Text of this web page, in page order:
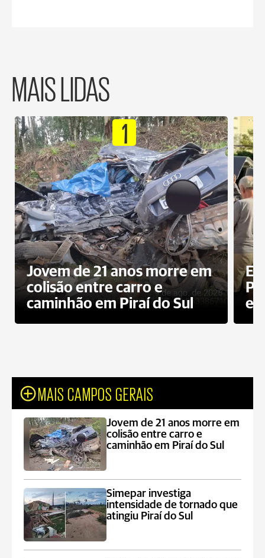
MAIS LIDAS
1
Jovem de 21 anos morre em
colisão entre carro e
caminhão em Piraí do Sul
MAIS CAMPOS GERAIS
Jovem de 21 anos morre em
colisão entre carro e
caminhão em Piraí do Sul
Simepar investiga
intensidade de tornado que
atingiu Piraí do Sul